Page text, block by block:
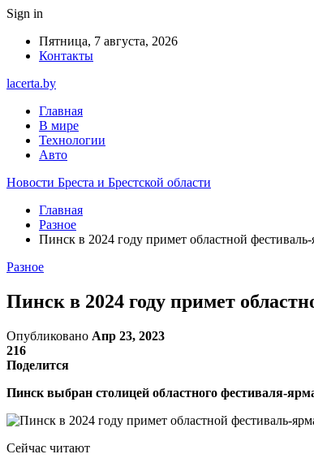
Sign in
Пятница, 7 августа, 2026
Контакты
lacerta.by
Главная
В мире
Технологии
Авто
Новости Бреста и Брестской области
Главная
Разное
Пинск в 2024 году примет областной
Разное
Пинск в 2024 году примет
Опубликовано Апр 23, 2023
216
Поделится
Пинск выбран столицей областного фестиваля-
Сейчас читают